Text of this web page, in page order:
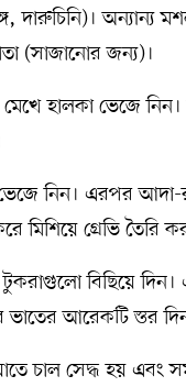
দারুচিনি)। অন্যান্য
(সাজানোর জন্য)।
হালকা ভেজে
নিন। এরপর আদা-
মিশিয়ে গ্রেভি তৈরি
টুকরাগুলো বিছিয়ে
আরেকটি স্তর
চাল সেদ্ধ হয় এবং